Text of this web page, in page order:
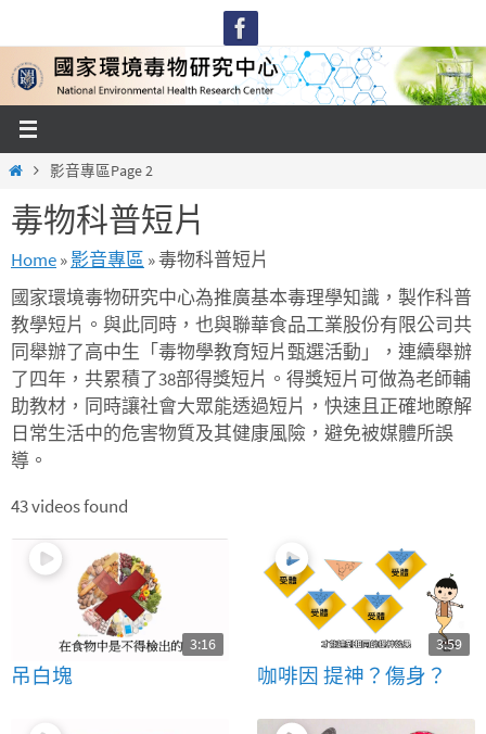
content
Home影音專區Page 2
毒物科普短片
Home»影音專區 »毒物科普短片
國家環境毒物研究中心為推廣基本毒理學知識，製作科普
教學短片。與此同時，也與聯華食品工業股份有限公司共
同舉辦了高中生「毒物學教育短片甄選活動」，連續舉辦
了四年，共累積了38部得獎短片。得獎短片可做為老師輔
助教材，同時讓社會大眾能透過短片，快速且正確地瞭解
日常生活中的危害物質及其健康風險，避免被媒體所誤
導。
43 videos found
3:16
吊白塊
3:59
咖啡因 提神？傷身？